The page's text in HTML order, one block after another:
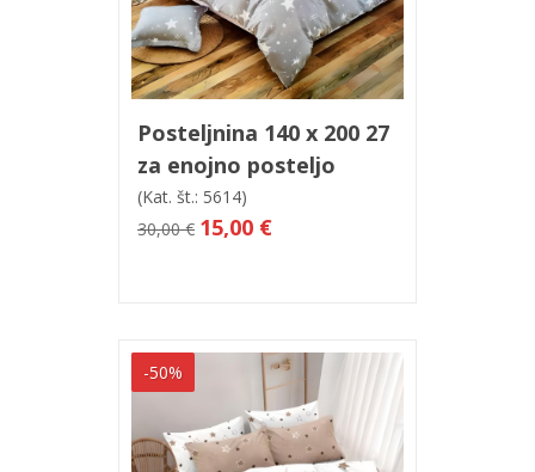
V košarico Hitri ogled
Posteljnina 140 x 200 27
za enojno posteljo
(Kat. št.: 5614)
30,00 € 15,00 €
-50%